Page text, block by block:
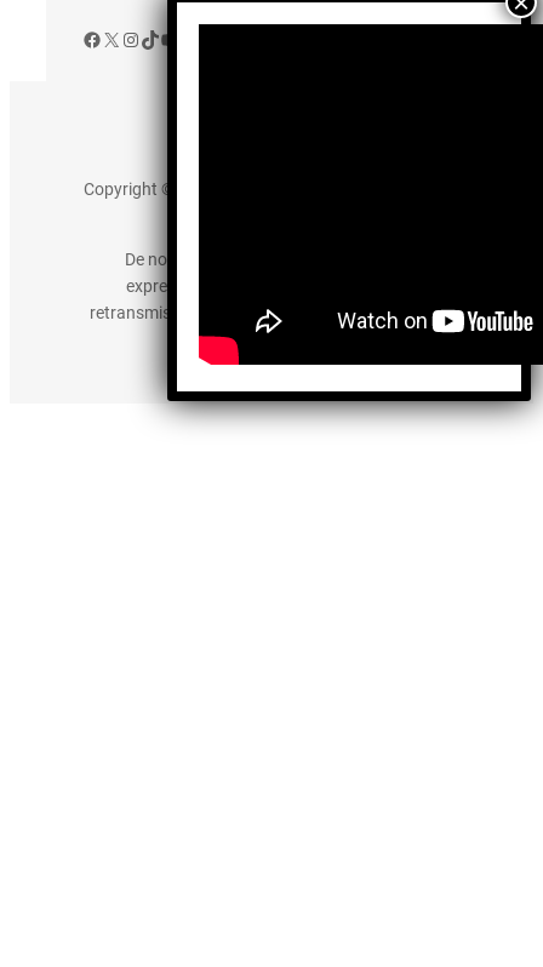
Facebook
X Instagram
TikTok
YouTube
Copyright © 2025 somos-hermanos.mx. Todos los
De no existir previa autorización, queda
expresamente prohibida la publicación,
retransmisión, edición y cualquier otro uso de los
contenidos.